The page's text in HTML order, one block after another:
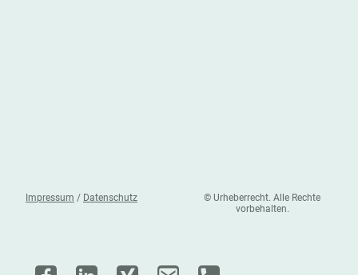
Impressum / Datenschutz
© Urheberrecht. Alle Rechte
vorbehalten.